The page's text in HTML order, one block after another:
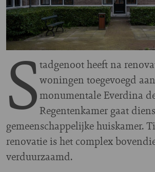
Stadgenoot heeft na
woningen toegevoegd
monumentale Everdina
Regentenkamer gaat
gemeenschappelijke huiskamer.
renovatie is het complex
verduurzaamd.